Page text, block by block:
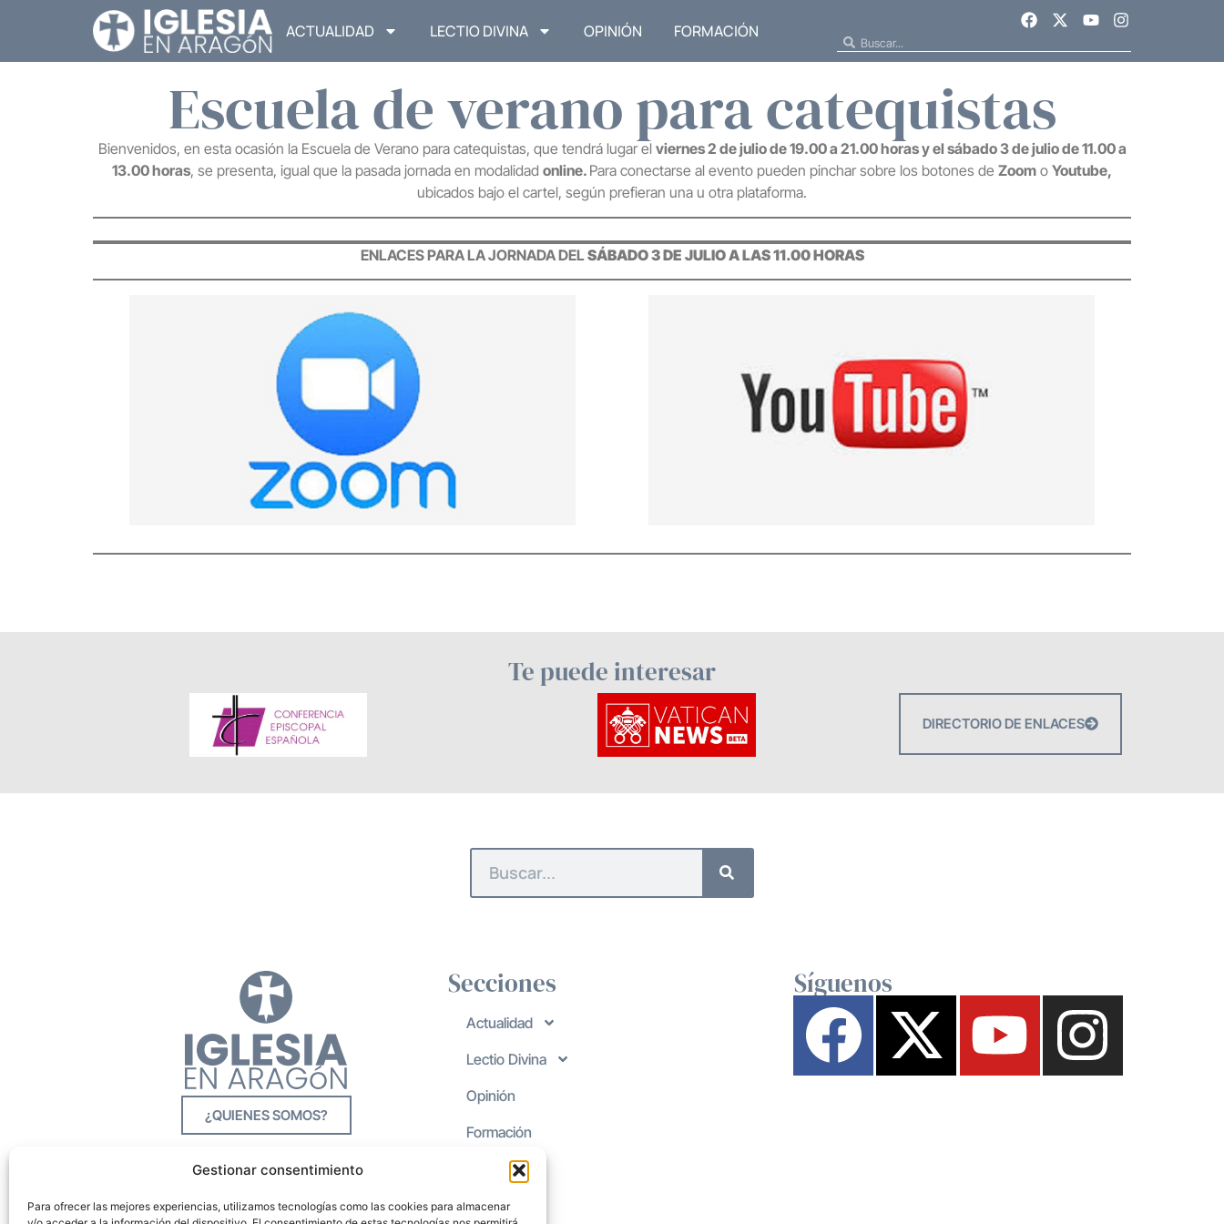
Gestionar consentimiento
Para ofrecer las mejores experiencias, utilizamos tecnologías como las cookies para almacenar
ACTUALIDAD LECTIO DIVINA OPINIÓN FORMACIÓN
Escuela de verano para catequistas
Bienvenidos, en esta ocasión la Escuela de Verano para catequistas, que tendrá lugar el viernes 2 de julio de 19.00 a 21.00 horas y el sábado 3 de julio de 11.00 a
13.00 horas, se presenta, igual que la pasada jornada en modalidad online. Para conectarse al evento pueden pinchar sobre los botones de Zoom o Youtube,
ubicados bajo el cartel, según prefieran una u otra plataforma.
ENLACES PARA LA JORNADA DELSÁBADO 3 DE JULIO A LAS 11.00 HORAS
Te puede interesar
DIRECTORIO DE ENLACES
¿QUIENES SOMOS?
Secciones
Actualidad
Lectio Divina
Opinión
Formación
Síguenos